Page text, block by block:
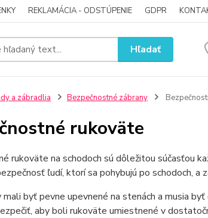
REKLAMÁCIA - ODSTÚPENIE GDPR
Hľadať
a zábradlia Bezpečnostné zábrany
rukoväte
rukoväte na schodoch sú dôležitou súčasťou
ľudí, ktorí sa pohybujú po schodoch, a
byť pevne upevnené na stenách a musia
aby boli rukoväte umiestnené v